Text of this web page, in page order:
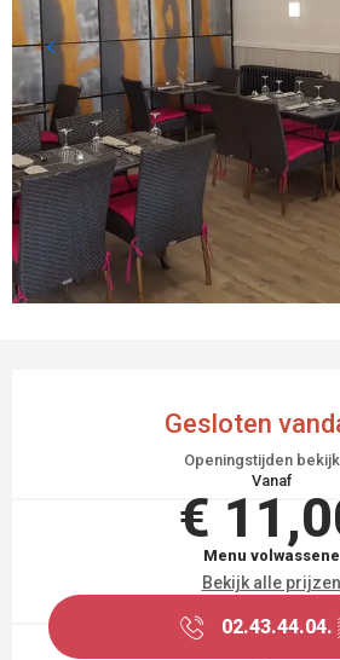
Gesloten
Openingstijden
Vanaf
€
Menu volwassene
Bekijk alle prijzen
02.43.44.04.